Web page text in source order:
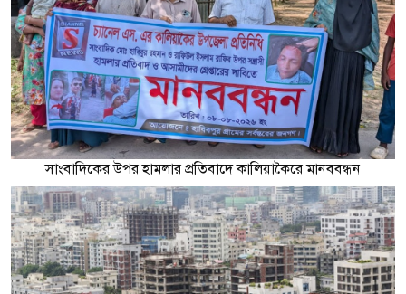
সাংবাদিকের উপর হামলার প্রতিবাদে কালিয়াকৈরে মানববন্ধন